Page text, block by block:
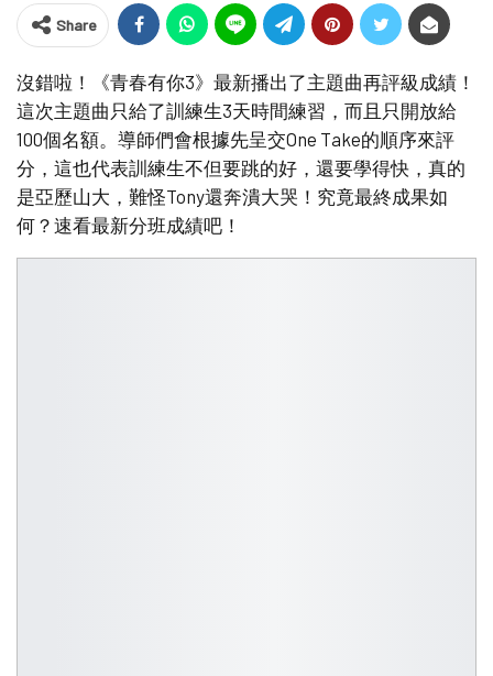
Share
沒錯啦！《青春有你3》最新播出了主題曲再評級成績！
這次主題曲只給了訓練生3天時間練習，而且只開放給
100個名額。導師們會根據先呈交One Take的順序來評
分，這也代表訓練生不但要跳的好，還要學得快，真的
是亞歷山大，難怪Tony還奔潰大哭！究竟最終成果如
何？速看最新分班成績吧！